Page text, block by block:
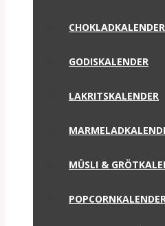
CHOKLADKALENDER
GODISKALENDER
LAKRITSKALENDER
MÜSLI &